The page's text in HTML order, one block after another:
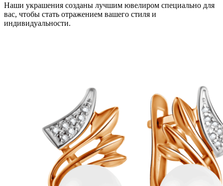
Наши украшения созданы лучшим ювелиром специально для
вас, чтобы стать отражением вашего стиля и
индивидуальности.